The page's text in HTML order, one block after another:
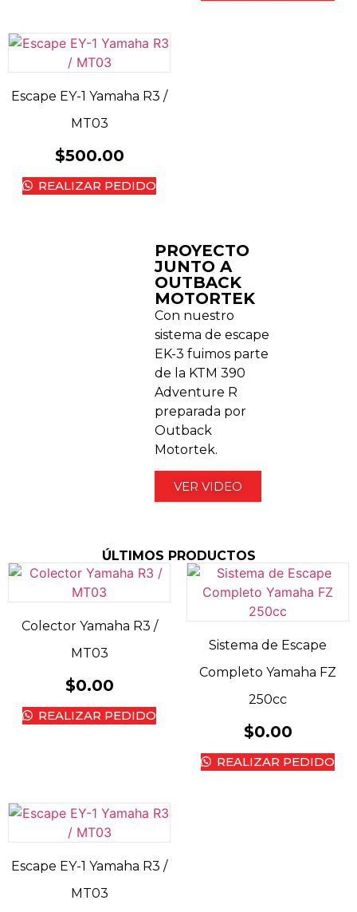
Escape EY-1 Yamaha R3 /
MT03
$500.00
REALIZAR PEDIDO
PROYECTO
JUNTO A
OUTBACK
MOTORTEK ​
Con nuestro
sistema de escape
EK-3 fuimos parte
de la KTM 390
Adventure R
preparada por
Outback
Motortek.
VER VIDEO
ÚLTIMOS PRODUCTOS
Colector Yamaha R3 /
MT03
$0.00
REALIZAR PEDIDO
Sistema de Escape
Completo Yamaha FZ
250cc
$0.00
REALIZAR PEDIDO
Escape EY-1 Yamaha R3 /
MT03